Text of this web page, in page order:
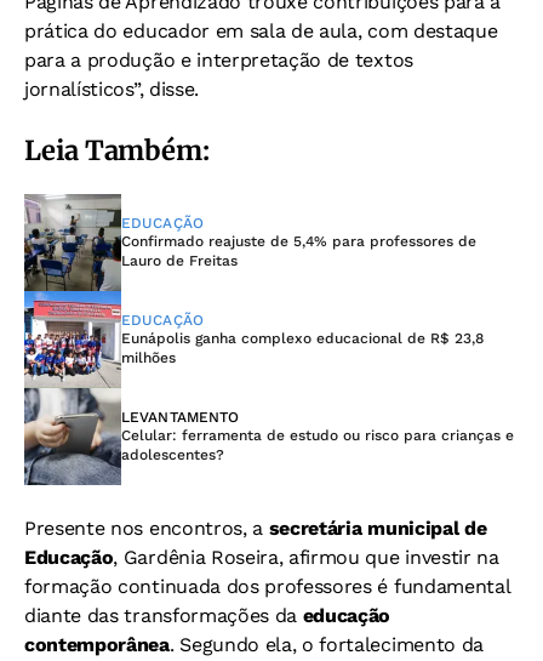
prática do educador em sala de aula, com destaque
para a produção e interpretação de textos
jornalísticos”, disse.
Leia Também:
EDUCAÇÃO
Confirmado reajuste de 5,4% para professores de
Lauro de Freitas
EDUCAÇÃO
Eunápolis ganha complexo educacional de R$ 23,8
milhões
LEVANTAMENTO
Celular: ferramenta de estudo ou risco para crianças e
adolescentes?
Presente nos encontros, a secretária municipal de
Educação, Gardênia Roseira, afirmou que investir na
formação continuada dos professores é fundamental
diante das transformações da educação
contemporânea. Segundo ela, o fortalecimento da